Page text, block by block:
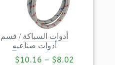
أدوات السباكة / قسم
أدوات صناعيه
$8.02
–
$10.16